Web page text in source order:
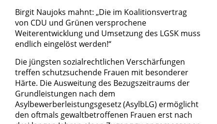
Birgit Naujoks mahnt: „Die im Koalitionsvertrag
von CDU und Grünen versprochene
Weiterentwicklung und Umsetzung des LGSK muss
endlich eingelöst werden!“
Die jüngsten sozialrechtlichen Verschärfungen
treffen schutzsuchende Frauen mit besonderer
Härte. Die Ausweitung des Bezugszeitraums der
Grundleistungen nach dem
Asylbewerberleistungsgesetz (AsylbLG) ermöglicht
den oftmals gewaltbetroffenen Frauen erst nach